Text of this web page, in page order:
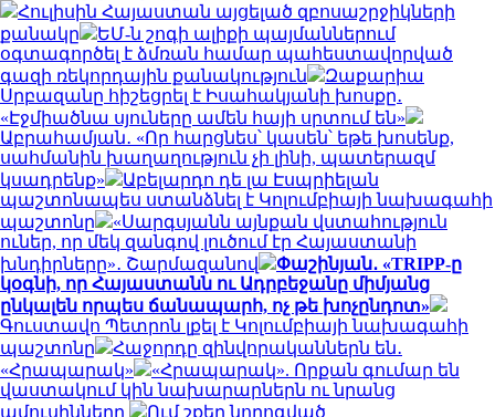
Հուլիսին Հայաստան այցելած զբոսաշրջիկների
քանակը
ԵՄ-ն շոգի ալիքի պայմաններում
օգտագործել է ձմռան համար պահեստավորված
գազի ռեկորդային քանակություն
Զաքարիա
Սրբազանը հիշեցրել է Իսահակյանի խոսքը․
«Էջմիածնա սյուները ամեն հայի սրտում են»
Աբրահամյան․ «Որ հարցնես՝ կասեն՝ եթե խոսենք,
սահմանին խաղաղություն չի լինի, պատերազմ
կսադրենք»
Աբելարդո դե լա Էսպրիելան
պաշտոնապես ստանձնել է Կոլումբիայի նախագահի
պաշտոնը
«Սարգսյանն այնքան վստահություն
ուներ, որ մեկ զանգով լուծում էր Հայաստանի
խնդիրները»․ Շարմազանով
Փաշինյան․ «TRIPP-ը
կօգնի, որ Հայաստանն ու Ադրբեջանը միմյանց
ընկալեն որպես ճանապարհ, ոչ թե խոչընդոտ»
Գուստավո Պետրոն լքել է Կոլումբիայի նախագահի
պաշտոնը
Հաջորդը զինվորականներն են․
«Հրապարակ»
«Հրապարակ». Որքան գումար են
վաստակում կին նախարարներն ու նրանց
ամուսինները
Ում շքեղ նորոգված